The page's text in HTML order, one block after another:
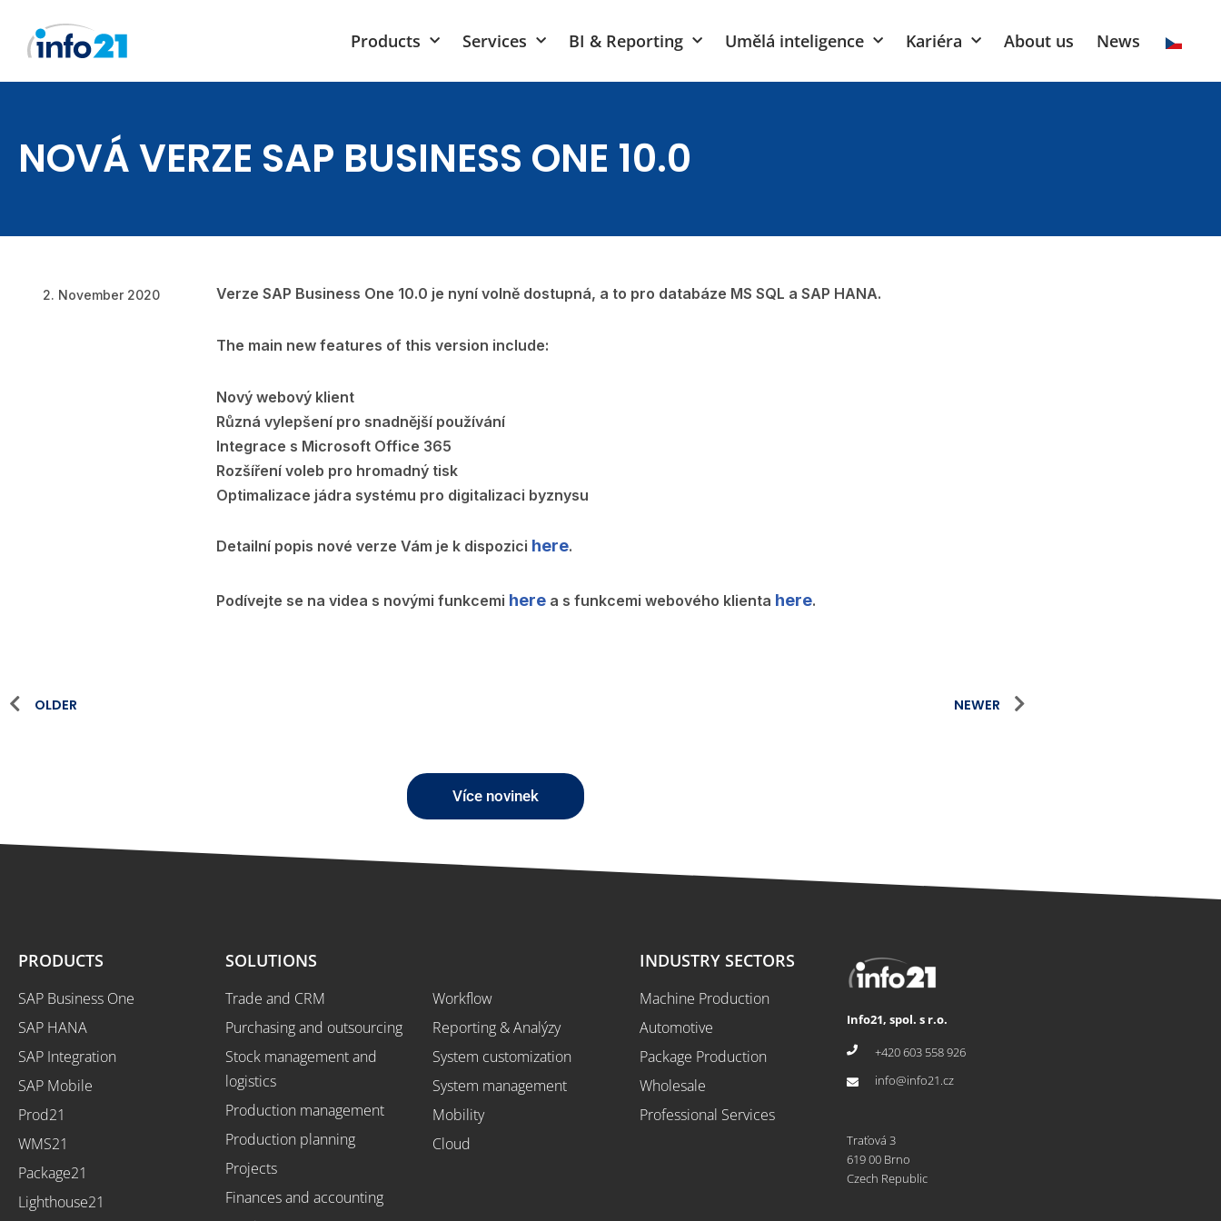
Skip
to
Products Services BI & Reporting Umělá inteligence Kariéra About us News
NOVÁ VERZE SAP BUSINESS ONE 10.0
2. November 2020 Verze SAP Business One 10.0 je nyní volně dostupná, a to pro databáze MS SQL a SAP HANA.
The main new features of this version include:
Nový webový klient
Různá vylepšení pro snadnější používání
Integrace s Microsoft Office 365
Rozšíření voleb pro hromadný tisk
Optimalizace jádra systému pro digitalizaci byznysu
Detailní popis nové verze Vám je k dispozici here.
Podívejte se na videa s novými funkcemi here a s funkcemi webového klienta here.
OLDER NEWER
Více novinek
PRODUCTS
SAP Business One
SAP HANA
SAP Integration
SAP Mobile
Prod21
WMS21
Package21
Lighthouse21
SOLUTIONS
Trade and CRM
Purchasing and outsourcing
Stock management and
logistics
Production management
Production planning
Projects
Finances and accounting
Workflow
Reporting & Analýzy
System customization
System management
Mobility
Cloud
INDUSTRY SECTORS
Machine Production
Automotive
Package Production
Wholesale
Professional Services
Info21, spol. s r.o.
+420 603 558 926
info@info21.cz
Traťová 3
619 00 Brno
Czech Republic